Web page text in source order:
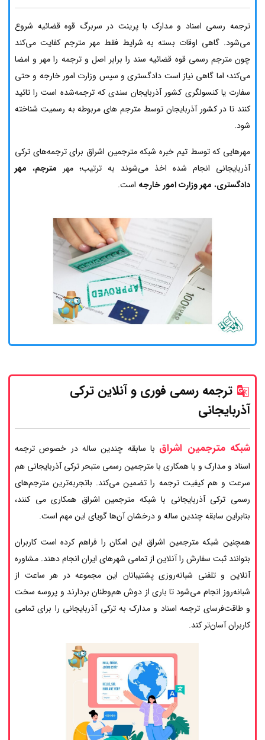
ترجمه رسمی اسناد و مدارک با پرینت در سربرگ قوه قضائیه شروع
می‌شود. گاهی اوقات بسته به شرایط فقط مهر مترجم کفایت می‌کند
چون مترجم رسمی قوه قضائیه سند را برابر اصل و ترجمه را مهر و امضا
می‌کند؛ اما گاهی نیاز است دادگستری و سپس وزارت امور خارجه و حتی
سفارت یا کنسولگری کشور آذربایجان سندی که ترجمه‌شده است را تائید
کنند تا در کشور آذربایجان توسط مترجم های مربوطه به رسمیت شناخته
شود.
مهرهایی که توسط تیم خبره شبکه مترجمین اشراق برای ترجمه‌های ترکی
آذربایجانی انجام شده اخذ می‌شوند به ترتیب؛ مهر مترجم، مهر
دادگستری، مهر وزارت امور خارجه است.
ترجمه رسمی فوری و آنلاین ترکی
آذربایجانی
شبکه مترجمین اشراق با سابقه چندین ساله در خصوص ترجمه
اسناد و مدارک و با همکاری با مترجمین رسمی متبحر ترکی آذربایجانی هم
سرعت و هم کیفیت ترجمه را تضمین می‌کند. باتجربه‌ترین مترجم‌های
رسمی ترکی آذربایجانی با شبکه مترجمین اشراق همکاری می کنند،
بنابراین سابقه چندین ساله و درخشان آن‌ها گویای این مهم است.
همچنین شبکه مترجمین اشراق این امکان را فراهم کرده است کاربران
بتوانند ثبت سفارش را آنلاین از تمامی شهرهای ایران انجام دهند. مشاوره
آنلاین و تلفنی شبانه‌روزی پشتیبانان این مجموعه در هر ساعت از
شبانه‌روز انجام می‌شود تا باری از دوش هم‌وطنان بردارند و پروسه سخت
و طاقت‌فرسای ترجمه اسناد و مدارک به ترکی آذربایجانی را برای تمامی
کاربران آسان‌تر کند.